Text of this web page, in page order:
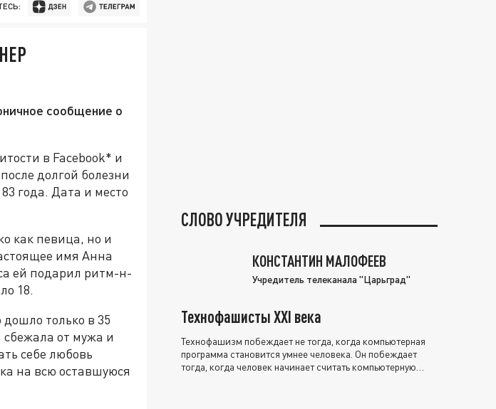
сообщение о
в Facebook* и
долгой болезни
года. Дата и место
как певица, но и
имя Анна
ей подарил ритм-н-
18.
только в 35
сбежала от мужа и
себе любовь
на всю оставшуюся
СЛОВО УЧРЕДИТЕЛЯ
КОНСТАНТИН МАЛОФЕЕВ
Учредитель телеканала "Царьград"
Технофашисты XXI века
Технофашизм побеждает не тогда, когда компьютерная
программа становится умнее человека. Он побеждает
тогда, когда человек начинает считать компьютерную